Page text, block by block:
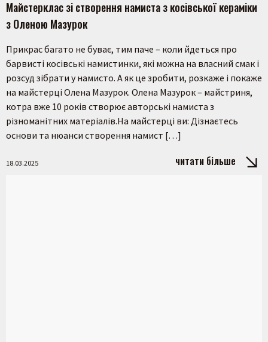
Майстерклас зі створення намиста з косівської кераміки
з Оленою Мазурок
Прикрас багато не буває, тим паче – коли йдеться про
барвисті косівські намистинки, які можна на власний смак і
розсуд зібрати у намисто. А як це зробити, розкаже і покаже
на майстерці Олена Мазурок. Олена Мазурок – майстриня,
котра вже 10 років створює авторські намиста з
різноманітних матеріалів.На майстерці ви: Дізнаєтесь
основи та нюанси створення намист […]
18.03.2025 читати більше